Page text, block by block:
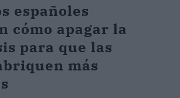
españoles
cómo apagar la
para que las
más